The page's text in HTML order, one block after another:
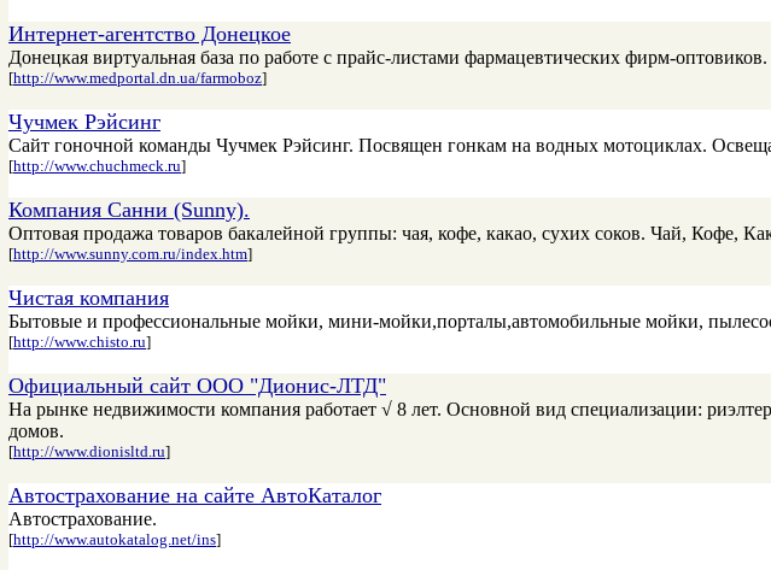
Интернет-агентство Донецкое
Донецкая виртуальная база по работе с прайс-листами фармацевтических фирм-
[http://www.medportal.dn.ua/farmoboz]
Чучмек Рэйсинг
Сайт гоночной команды Чучмек Рэйсинг. Посвящен гонкам на водных мотоциклах.
[http://www.chuchmeck.ru]
Компания Санни (Sunny).
Оптовая продажа товаров бакалейной группы: чая, кофе, какао, сухих соков. Чай, Кофе,
[http://www.sunny.com.ru/index.htm]
Чистая компания
Бытовые и профессиональные мойки, мини-мойки,порталы,автомобильные мойки,
[http://www.chisto.ru]
Официальный сайт ООО "Дионис-ЛТД"
На рынке недвижимости компания работает √ 8 лет. Основной вид специализации:
домов.
[http://www.dionisltd.ru]
Автострахование на сайте АвтоКаталог
Автострахование.
[http://www.autokatalog.net/ins]